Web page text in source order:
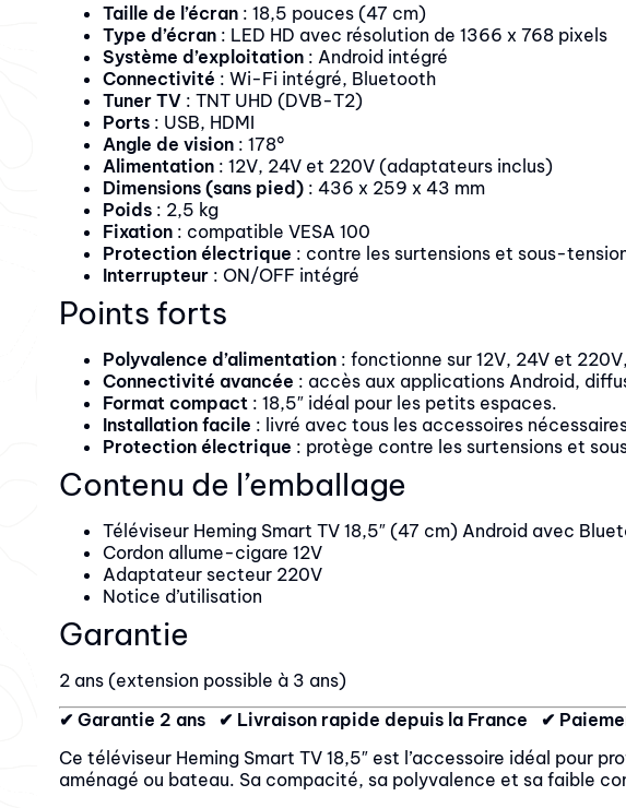
Taille de l’écran: 18,5 pouces (47 cm)
Type d’écran: LED HD avec résolution de 1366 x 768 pixels
Système d’exploitation: Android intégré
Connectivité : Wi-Fi intégré, Bluetooth
Tuner TV: TNT UHD (DVB-T2)
Ports: USB, HDMI
Angle de vision: 178°
Alimentation: 12V, 24V et 220V (adaptateurs inclus)
Dimensions (sans pied): 436 x 259 x 43 mm
Poids: 2,5 kg
Fixation: compatible VESA 100
Protection électrique : contre les surtensions et sous-
Interrupteur: ON/OFF intégré
Points forts
Polyvalence d’alimentation: fonctionne sur 12V, 24V et
Connectivité avancée : accès aux applications Android,
Format compact: 18,5″ idéal pour les petits espaces.
Installation facile : livré avec tous les accessoires
Protection électrique : protège contre les surtensions et
Contenu de l’emballage
Téléviseur Heming Smart TV 18,5″ (47 cm) Android avec
Cordon allume-cigare 12V
Adaptateur secteur 220V
Notice d’utilisation
Garantie
2 ans (extension possible à 3 ans)
✔ Garantie 2 ans ✔ Livraison rapide depuis la France ✔
Ce téléviseur Heming Smart TV 18,5″ est l’accessoire idéal pour
aménagé ou bateau. Sa compacité, sa polyvalence et sa faible